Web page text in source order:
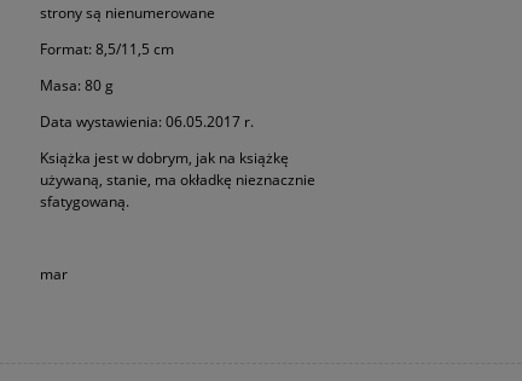
strony są nienumerowane
Format: 8,5/11,5 cm
Masa: 80 g
Data wystawienia: 06.05.2017 r.
Książka jest w dobrym, jak na książkę
używaną, stanie, ma okładkę nieznacznie
sfatygowaną.
mar